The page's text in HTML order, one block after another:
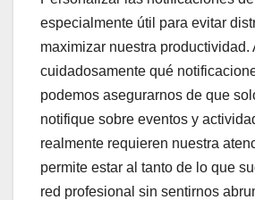
especialmente útil para evitar
maximizar nuestra productividad.
cuidadosamente qué
podemos asegurarnos de que
notifique sobre eventos y
realmente requieren nuestra
permite estar al tanto de lo que
red profesional sin sentirnos